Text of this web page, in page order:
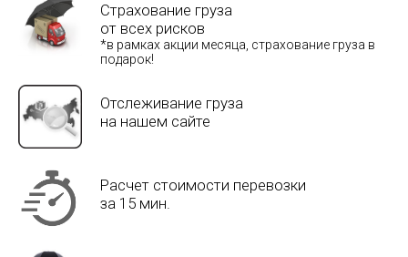
Страхование груза
от всех рисков
*в рамках акции месяца, страхование груза в
подарок!
Отслеживание груза
на нашем сайте
Расчет стоимости перевозки
за 15 мин.